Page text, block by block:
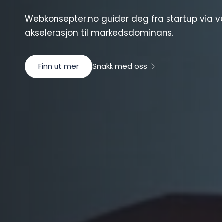
Webkonsepter.no guider deg fra startup via
akselerasjon til markedsdominans.
Finn ut mer Snakk med oss